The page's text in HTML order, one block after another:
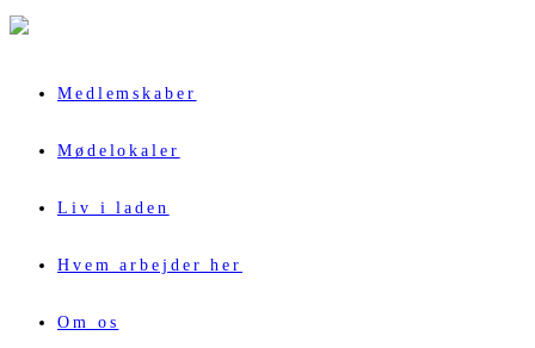
Medlemskaber
Mødelokaler
Liv i laden
Hvem arbejder her
Om os